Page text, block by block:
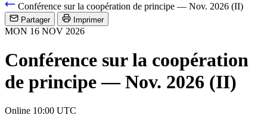
Conférence sur la coopération de principe — Nov. 2026 (II)
Partager Imprimer
MON 16 NOV 2026
Conférence sur la coopération
de principe — Nov. 2026 (II)
Online 10:00 UTC